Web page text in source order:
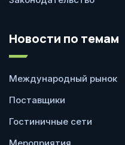
Новости по темам
Международный рынок
Поставщики
Гостиничные сети